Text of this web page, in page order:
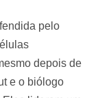
pelo
depois de
e o biólogo